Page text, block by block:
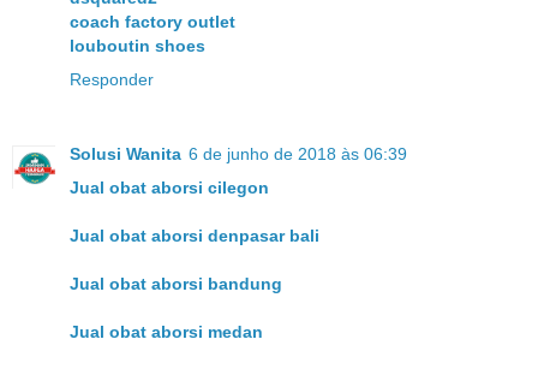
coach factory outlet
louboutin shoes
Responder
Solusi Wanita 6 de junho de 2018 às 06:39
Jual obat aborsi cilegon
Jual obat aborsi denpasar bali
Jual obat aborsi bandung
Jual obat aborsi medan